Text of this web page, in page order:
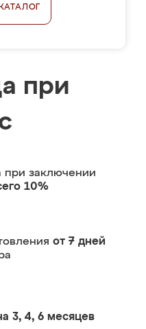
при
при заключении
10%
от 7 дней
3, 4, 6 месяцев